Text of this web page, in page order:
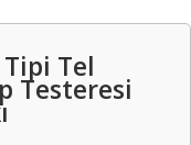
Tel
Testeresi